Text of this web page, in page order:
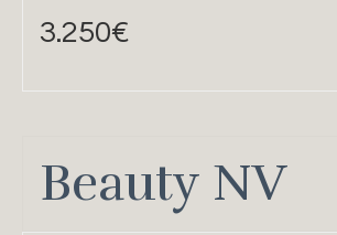
3.250€
Beauty NV